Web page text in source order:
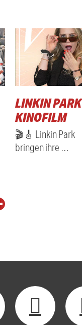
LINKIN PARK
KINOFILM
🎬🎸 Linkin Park
bringen ihre …